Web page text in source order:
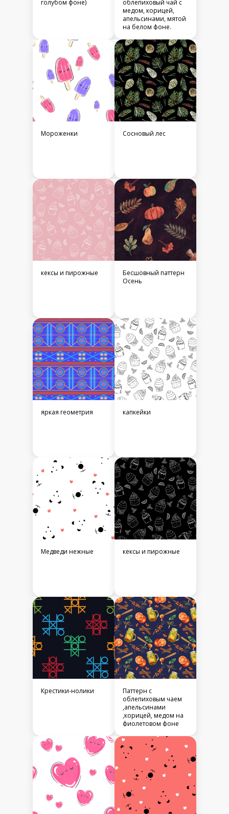
голубом фоне)
облепиховый чай с
медом, корицей,
апельсинами, мятой
на белом фоне.
Мороженки Сосновый лес
кексы и пирожные
Бесшовный паттерн
Осень
яркая геометрия капкейки
Медведи нежные кексы и пирожные
Крестики-нолики
Паттерн с
облепиховым чаем
,апельсинами
,корицей, медом на
фиолетовом фоне